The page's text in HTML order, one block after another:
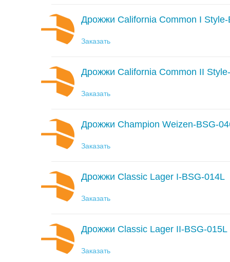
Дрожжи California Common I Style-
Заказать
Дрожжи California Common II
Заказать
Дрожжи Champion Weizen-BSG-
Заказать
Дрожжи Classic Lager I-BSG-014L
Заказать
Дрожжи Classic Lager II-BSG-015L
Заказать